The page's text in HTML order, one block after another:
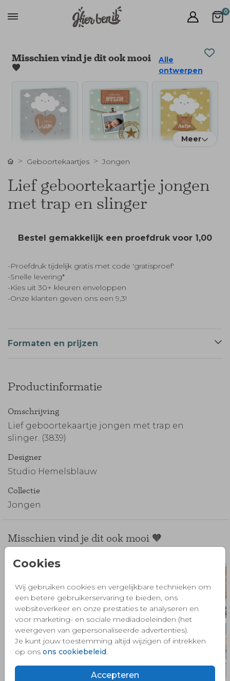
0
Cookies
Wij gebruiken cookies en vergelijkbare technieken om
een betere gebruikerservaring te bieden, ons
websiteverkeer en onze prestaties te analyseren en
voor marketing- en sociale mediadoeleinden (het
weergeven van gepersonaliseerde advertenties).
Je kunt jouw toestemming altijd wijzigen of intrekken
op ons ons cookiebeleid.
Accepteren
Misschien vind je dit ook mooi
🧡
Alle
ontwerpen
Meer
Geboortekaartjes Jongen
Lief geboortekaartje jongen
met trap en slinger
Bestel gemakkelijk een proefdruk voor 1,00
-Proefdruk tijdelijk gratis met code 'gratisproef'
-Snelle levering*
-Kies uit 30+ kleuren enveloppen
-Onze klanten geven ons een 9,3!
Formaten en prijzen
Productinformatie
Omschrijving
Lief geboortekaartje jongen met trap en
slinger. (3839)
Designer
Studio Hemelsblauw
Collectie
Jongen
Misschien vind je dit ook mooi 🧡